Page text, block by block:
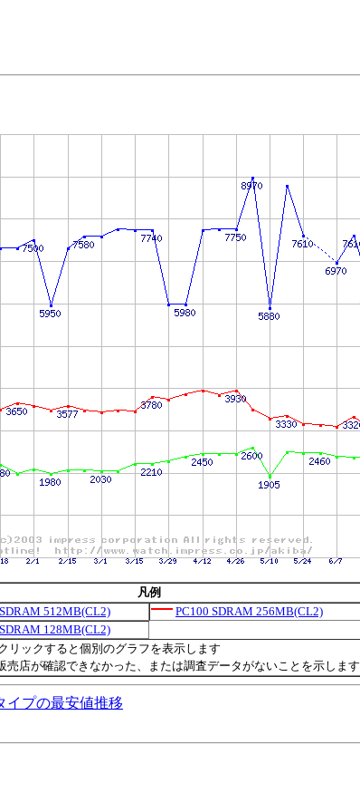
凡例
512MB(CL2)
PC100 SDRAM 256MB(CL2)
128MB(CL2)
リックすると個別のグラフを表示します
売店が確認できなかった、または調査データがないことを示します
イプの最安値推移